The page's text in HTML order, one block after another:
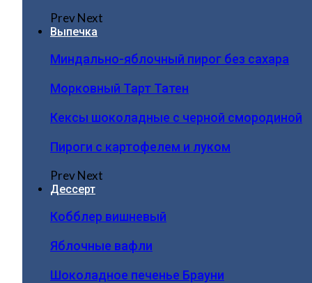
PrevNext
Выпечка
Миндально-яблочный пирог без сахара
Морковный Тарт Татен
Кексы шоколадные с черной смородиной
Пироги c картофелем и луком
PrevNext
Дессерт
Кобблер вишневый
Яблочные вафли
Шоколадное печенье Брауни